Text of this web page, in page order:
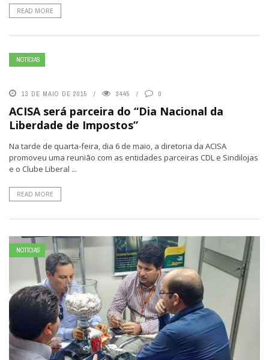
READ MORE
NOTÍCIAS
13 DE MAIO DE 2015 3445 0
ACISA será parceira do “Dia Nacional da
Liberdade de Impostos”
Na tarde de quarta-feira, dia 6 de maio, a diretoria da ACISA
promoveu uma reunião com as entidades parceiras CDL e Sindilojas
e o Clube Liberal ...
READ MORE
NOTÍCIAS